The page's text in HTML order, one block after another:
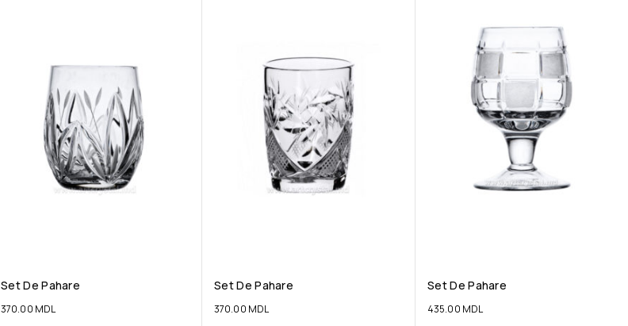
Set De Pahare
370.00 MDL
Set De Pahare
370.00 MDL
Set De Pahare
435.00 MDL